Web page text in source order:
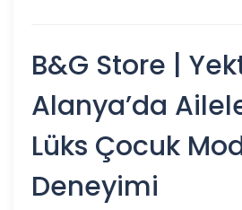
B&G Store |
Alanya’da
Lüks Çocuk
Deneyimi